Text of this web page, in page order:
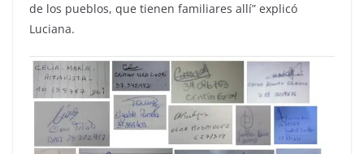
de los pueblos, que tienen familiares allí” explicó
Luciana.